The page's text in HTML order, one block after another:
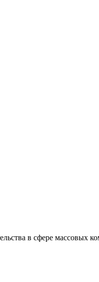
в сфере массовых